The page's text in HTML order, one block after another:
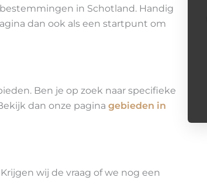
in Schotland. Handig
dan ook als een startpunt om
Ben je op zoek naar specifieke
dan onze pagina gebieden in
wij de vraag of we nog een